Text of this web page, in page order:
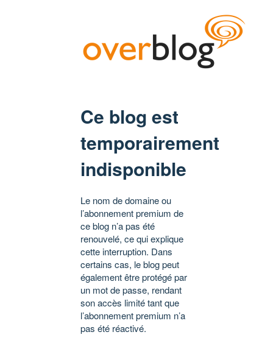
Ce blog est
temporairement
indisponible
Le nom de domaine ou
l’abonnement premium de
ce blog n’a pas été
renouvelé, ce qui explique
cette interruption. Dans
certains cas, le blog peut
également être protégé par
un mot de passe, rendant
son accès limité tant que
l’abonnement premium n’a
pas été réactivé.